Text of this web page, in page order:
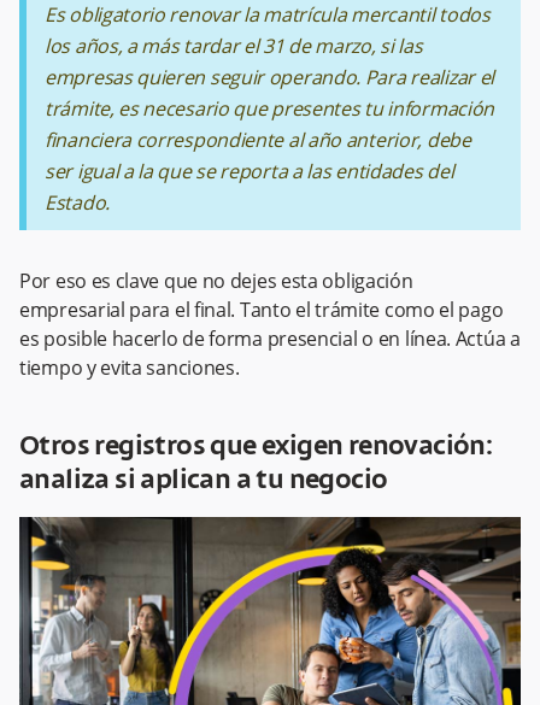
Es obligatorio renovar la matrícula mercantil todos
los años, a más tardar el 31 de marzo, si las
empresas quieren seguir operando. Para realizar el
trámite, es necesario que presentes tu información
financiera correspondiente al año anterior, debe
ser igual a la que se reporta a las entidades del
Estado.
Por eso es clave que no dejes esta obligación
empresarial para el final. Tanto el trámite como el pago
es posible hacerlo de forma presencial o en línea. Actúa a
tiempo y evita sanciones.
Otros registros que exigen renovación:
analiza si aplican a tu negocio